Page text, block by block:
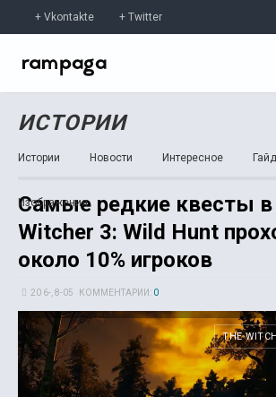
Vkontakte Twitter
ИСТОРИИ
Истории Новости Интересное
Изображения
Самые редкие квесты в
Witcher 3: Wild Hunt
около 10% игроков
20 6-, 8-05 КОММЕНТАРИИ: 0
THE